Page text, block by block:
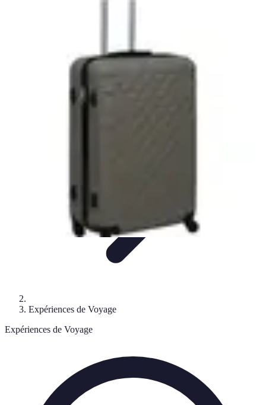
Expériences Voyages
Expériences de Voyage
Expériences de Voyage